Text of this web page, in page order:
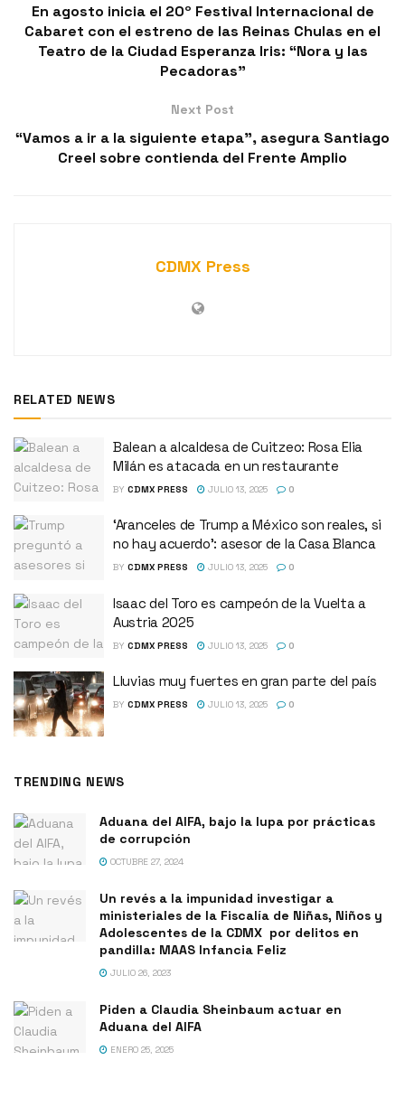
En agosto inicia el 20º Festival Internacional de
Cabaret con el estreno de las Reinas Chulas en el
Teatro de la Ciudad Esperanza Iris: “Nora y las
Pecadoras”
Next Post
“Vamos a ir a la siguiente etapa”, asegura Santiago
Creel sobre contienda del Frente Amplio
CDMX Press
RELATED NEWS
Balean a alcaldesa de Cuitzeo: Rosa Elia
Milán es atacada en un restaurante
BY CDMX PRESS JULIO 13, 2025 0
‘Aranceles de Trump a México son reales, si
no hay acuerdo’: asesor de la Casa Blanca
BY CDMX PRESS JULIO 13, 2025 0
Isaac del Toro es campeón de la Vuelta a
Austria 2025
BY CDMX PRESS JULIO 13, 2025 0
Lluvias muy fuertes en gran parte del país
BY CDMX PRESS JULIO 13, 2025 0
TRENDING NEWS
Aduana del AIFA, bajo la lupa por prácticas
de corrupción
OCTUBRE 27, 2024
Un revés a la impunidad investigar a
ministeriales de la Fiscalía de Niñas, Niños y
Adolescentes de la CDMX por delitos en
pandilla: MAAS Infancia Feliz
JULIO 26, 2023
Piden a Claudia Sheinbaum actuar en
Aduana del AIFA
ENERO 25, 2025